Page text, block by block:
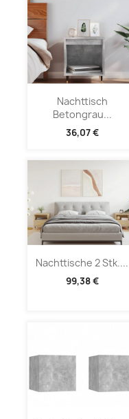
Nachttisch
Betongrau...
36,07 €
Nachttische 2 Stk....
99,38 €